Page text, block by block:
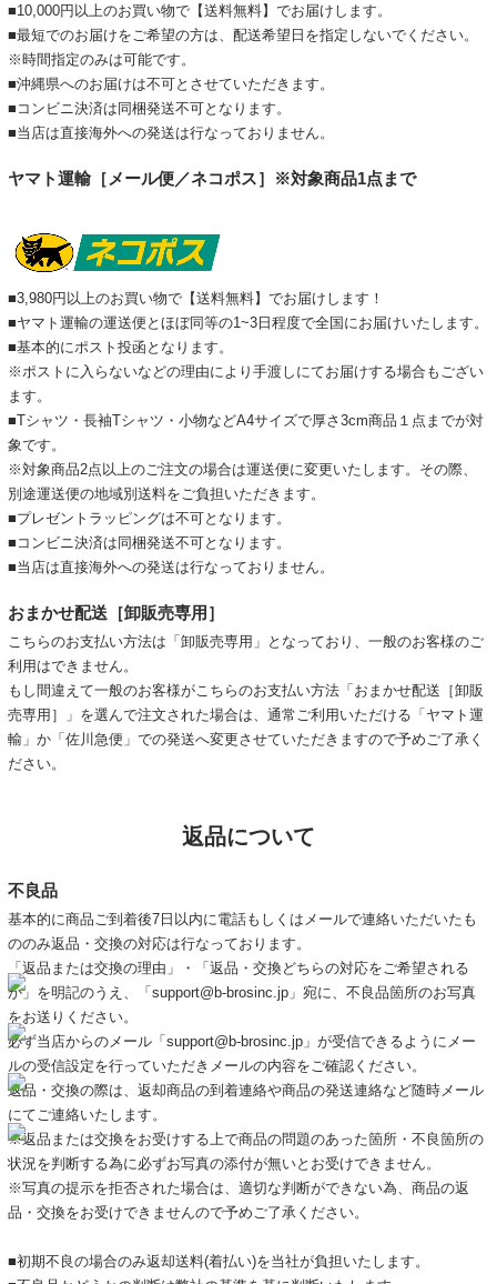
■10,000円以上のお買い物で【送料無料】でお届けします。
■最短でのお届けをご希望の方は、配送希望日を指定しないでください。
※時間指定のみは可能です。
■沖縄県へのお届けは不可とさせていただきます。
■コンビニ決済は同梱発送不可となります。
■当店は直接海外への発送は行なっておりません。
ヤマト運輸［メール便／ネコポス］※対象商品1点まで
■3,980円以上のお買い物で【送料無料】でお届けします！
■ヤマト運輸の運送便とほぼ同等の1~3日程度で全国にお届けいたします。
■基本的にポスト投函となります。
※ポストに入らないなどの理由により手渡しにてお届けする場合もござい
ます。
■Tシャツ・長袖Tシャツ・小物などA4サイズで厚さ3cm商品１点までが対
象です。
※対象商品2点以上のご注文の場合は運送便に変更いたします。その際、
別途運送便の地域別送料をご負担いただきます。
■プレゼントラッピングは不可となります。
■コンビニ決済は同梱発送不可となります。
■当店は直接海外への発送は行なっておりません。
おまかせ配送［卸販売専用］
こちらのお支払い方法は「卸販売専用」となっており、一般のお客様のご
利用はできません。
もし間違えて一般のお客様がこちらのお支払い方法「おまかせ配送［卸販
売専用］」を選んで注文された場合は、通常ご利用いただける「ヤマト運
輸」か「佐川急便」での発送へ変更させていただきますので予めご了承く
ださい。
返品について
不良品
基本的に商品ご到着後7日以内に電話もしくはメールで連絡いただいたも
ののみ返品・交換の対応は行なっております。
「返品または交換の理由」・「返品・交換どちらの対応をご希望される
か」を明記のうえ、「support@b-brosinc.jp」宛に、不良品箇所のお写真
をお送りください。
必ず当店からのメール「support@b-brosinc.jp」が受信できるようにメー
ルの受信設定を行っていただきメールの内容をご確認ください。
返品・交換の際は、返却商品の到着連絡や商品の発送連絡など随時メール
にてご連絡いたします。
※返品または交換をお受けする上で商品の問題のあった箇所・不良箇所の
状況を判断する為に必ずお写真の添付が無いとお受けできません。
※写真の提示を拒否された場合は、適切な判断ができない為、商品の返
品・交換をお受けできませんので予めご了承ください。
■初期不良の場合のみ返却送料(着払い)を当社が負担いたします。